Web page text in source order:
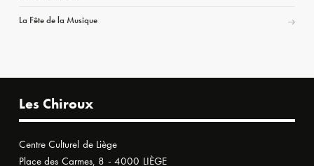
La Fête de la Musique
Les Chiroux
Centre Culturel de Liège
Place des Carmes, 8 - 4000 LIÈGE